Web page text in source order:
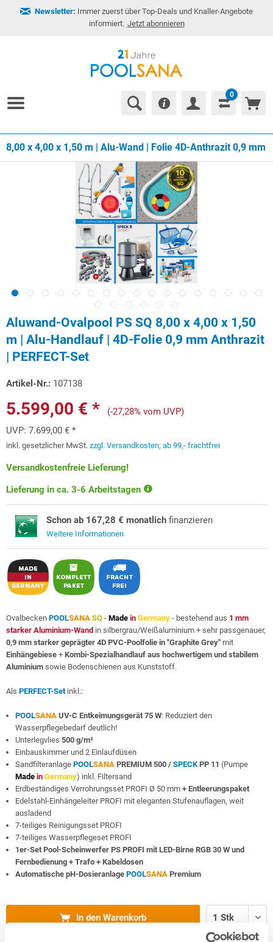
Newsletter: Immer zuerst über Top-Deals und Knaller-Angebote
informiert. Jetzt abonnieren
0
8,00 x 4,00 x 1,50 m | Alu-Wand | Folie 4D-Anthrazit 0,9 mm
Aluwand-Ovalpool PS SQ 8,00 x 4,00 x 1,50
m | Alu-Handlauf | 4D-Folie 0,9 mm Anthrazit
| PERFECT-Set
Artikel-Nr.: 107138
5.599,00 € *
(-27,28% vom UVP)
UVP: 7.699,00 € *
inkl. gesetzlicher MwSt. zzgl. Versandkosten; ab 99,- frachtfrei
Versandkostenfreie Lieferung!
Lieferung in ca. 3-6 Arbeitstagen
Schon ab 167,28 € monatlich finanzieren
Weitere Informationen
Ovalbecken POOLSANA SQ - Made in Germany - bestehend aus 1 mm
starker Aluminium-Wand in silbergrau/Weißaluminium + sehr passgenauer,
0,9 mm starker geprägter 4D PVC-Poolfolie in "Graphite Grey" mit
Einhängebiese + Kombi-Spezialhandlauf aus hochwertigem und stabilem
Aluminium sowie Bodenschienen aus Kunststoff.
Als PERFECT-Setinkl.:
POOLSANA UV-C Entkeimungsgerät 75 W: Reduziert den
Wasserpflegebedarf deutlich!
Unterlegvlies 500 g/m²
Einbauskimmer und 2 Einlaufdüsen
Sandfilteranlage POOLSANA PREMIUM 500 / SPECKPP 11 (Pumpe
Made in Germany) inkl. Filtersand
Erdbeständiges Verrohrungsset PROFI Ø 50 mm + Entleerungspaket
Edelstahl-Einhängeleiter PROFI mit eleganten Stufenauflagen, weit
ausladend
7-teiliges Reinigungsset PROFI
7-teiliges Wasserpflegeset PROFI
1er-Set Pool-Scheinwerfer PS PROFI mit LED-Birne RGB 30 W und
Fernbedienung + Trafo + Kabeldosen
Automatische pH-Dosieranlage POOLSANA Premium
In den Warenkorb